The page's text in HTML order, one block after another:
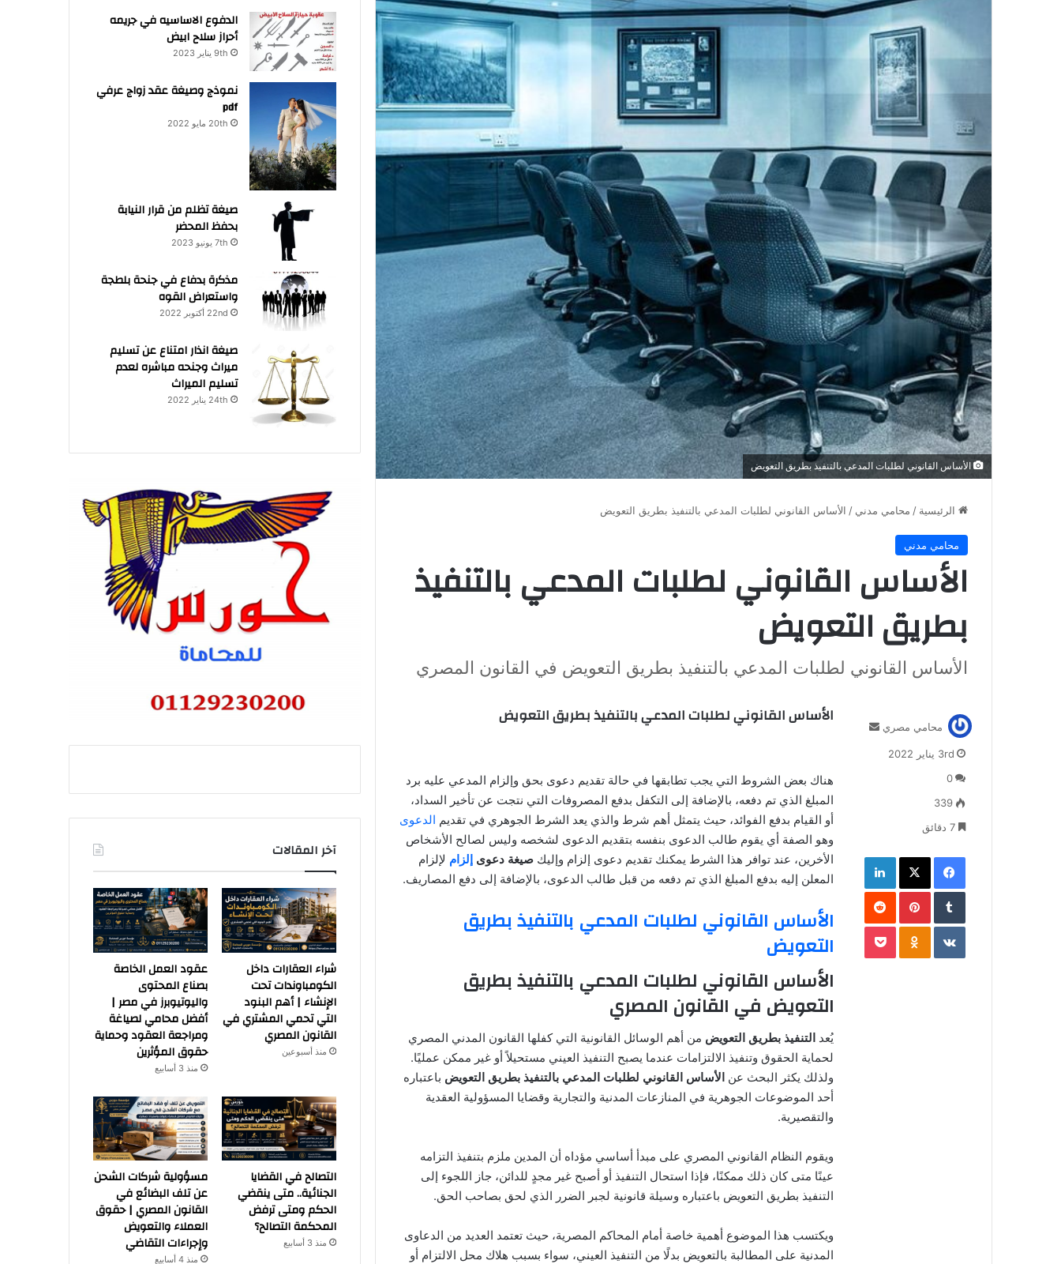
الأساس القانوني لطلبات المدعي بالتنفيذ بطريق التعويض
الرئيسية / محامي مدني / الأساس القانوني لطلبات المدعي بالتنفيذ بطريق التعويض
محامي مدني
الأساس القانوني لطلبات المدعي بالتنفيذ
بطريق التعويض
الأساس القانوني لطلبات المدعي بالتنفيذ بطريق التعويض في القانون المصري
الأساس القانوني لطلبات المدعي بالتنفيذ بطريق التعويض
هناك بعض الشروط التي يجب تطابقها في حالة تقديم دعوى بحق وإلزام المدعي عليه برد
المبلغ الذي تم دفعه، بالإضافة إلى التكفل بدفع المصروفات التي نتجت عن تأخير السداد،
أو القيام بدفع الفوائد، حيث يتمثل أهم شرط والذي يعد الشرط الجوهري في تقديم الدعوى
وهو الصفة أي يقوم طالب الدعوى بنفسه بتقديم الدعوى لشخصه وليس لصالح الأشخاص
الأخرين، عند توافر هذا الشرط يمكنك تقديم دعوى إلزام وإليك صيغة دعوى إلزام لإلزام
المعلن إليه بدفع المبلغ الذي تم دفعه من قبل طالب الدعوى، بالإضافة إلى دفع المصاريف.
الأساس القانوني لطلبات المدعي بالتنفيذ بطريق
التعويض
الأساس القانوني لطلبات المدعي بالتنفيذ بطريق
التعويض في القانون المصري
يُعد التنفيذ بطريق التعويض من أهم الوسائل القانونية التي كفلها القانون المدني المصري
لحماية الحقوق وتنفيذ الالتزامات عندما يصبح التنفيذ العيني مستحيلاً أو غير ممكن عمليًا.
ولذلك يكثر البحث عن الأساس القانوني لطلبات المدعي بالتنفيذ بطريق التعويض باعتباره
أحد الموضوعات الجوهرية في المنازعات المدنية والتجارية وقضايا المسؤولية العقدية
والتقصيرية.
ويقوم النظام القانوني المصري على مبدأ أساسي مؤداه أن المدين ملزم بتنفيذ التزامه
عينًا متى كان ذلك ممكنًا، فإذا استحال التنفيذ أو أصبح غير مجدٍ للدائن، جاز اللجوء إلى
التنفيذ بطريق التعويض باعتباره وسيلة قانونية لجبر الضرر الذي لحق بصاحب الحق.
ويكتسب هذا الموضوع أهمية خاصة أمام المحاكم المصرية، حيث تعتمد العديد من الدعاوى
المدنية على المطالبة بالتعويض بدلًا من التنفيذ العيني، سواء بسبب هلاك محل الالتزام أو
محامي مصري
أرسل
3rd يناير 2022
0
339
فيسبوك‫X لينكدإن
‏Tumblr بينتيريست
‏Reddit
‏VKontakte
Odnoklassniki
‫Pocket
الدفوع الاساسيه في جريمه
أحراز سلاح ابيض
9th يناير 2023
نموذج وصيغة عقد زواج عرفي
pdf
20th مايو 2022
صيغة تظلم من قرار النيابة
بحفظ المحضر
7th يونيو 2023
مذكرة بدفاع في جنحة بلطجة
واستعراض القوه
22nd أكتوبر 2022
صيغة انذار امتناع عن تسليم
ميراث وجنحه مباشره لعدم
تسليم الميراث
24th يناير 2022
آخر المقالات
شراء العقارات داخل
الكومباوندات تحت
الإنشاء | أهم البنود
التي تحمي المشتري في
القانون المصري
منذ أسبوعين
عقود العمل الخاصة
بصناع المحتوى
واليوتيوبرز في مصر |
أفضل محامي لصياغة
ومراجعة العقود وحماية
حقوق المؤثرين
منذ 3 أسابيع
التصالح في القضايا
الجنائية.. متى ينقضي
الحكم ومتى ترفض
المحكمة التصالح؟
منذ 3 أسابيع
مسؤولية شركات الشحن
عن تلف البضائع في
القانون المصري | حقوق
العملاء والتعويض
وإجراءات التقاضي
منذ 4 أسابيع